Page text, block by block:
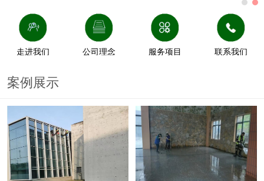
走进我们 公司理念 服务项目 联系我们
案例展示